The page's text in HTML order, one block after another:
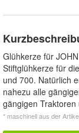
Glühkerze für
Stiftglühkerze für
und 700. Natürlich
nahezu alle
gängigen Traktoren
* maschinell aus der